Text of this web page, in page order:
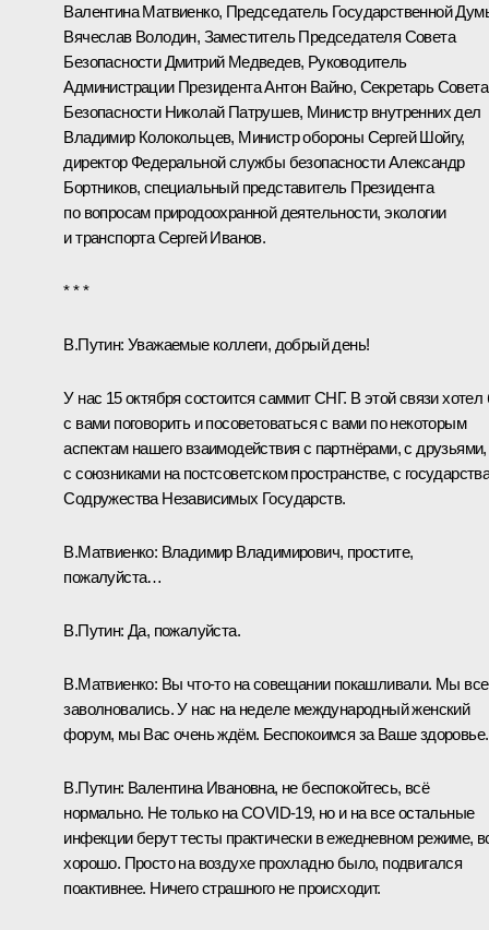
Валентина Матвиенко, Председатель Государственной
Вячеслав Володин, Заместитель Председателя Совета
БезопасностиДмитрий Медведев, Руководитель
Администрации ПрезидентаАнтон Вайно, Секретарь Совета
Безопасности Николай Патрушев, Министр внутренних дел
Владимир Колокольцев, Министр обороны Сергей Шойгу,
директор Федеральной службы безопасностиАлександр
Бортников, специальный представитель Президента
по вопросам природоохранной деятельности, экологии
и транспортаСергей Иванов.
* * *
В.Путин: Уважаемые коллеги, добрый день!
У нас 15 октября состоится саммит СНГ. В этой связи
с вами поговорить и посоветоваться с вами по некоторым
аспектам нашего взаимодействия с партнёрами, с друзьями,
с союзниками на постсоветском пространстве, с
Содружества Независимых Государств.
В.Матвиенко: Владимир Владимирович, простите,
пожалуйста…
В.Путин: Да, пожалуйста.
В.Матвиенко: Вы что-то на совещании покашливали. Мы все
заволновались. У нас на неделе международный женский
форум, мы Вас очень ждём. Беспокоимся за Ваше здоровье.
В.Путин: Валентина Ивановна, не беспокойтесь, всё
нормально. Не только на COVID-19, но и на все остальные
инфекции берут тесты практически в ежедневном режиме,
хорошо. Просто на воздухе прохладно было, подвигался
поактивнее. Ничего страшного не происходит.